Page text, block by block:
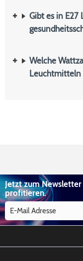
Gibt es in
Welche
Leuchtmitteln
Jetzt zum
profitieren.